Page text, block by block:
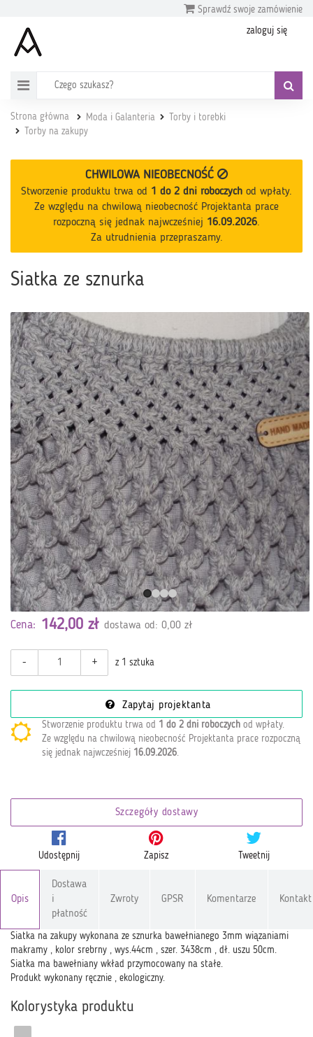
Sprawdź swoje zamówienie
zaloguj się
Strona główna Moda i Galanteria
Torby i torebki
Torby na zakupy
CHWILOWA NIEOBECNOŚĆ
Stworzenie produktu trwa od 1 do 2 dni roboczych od wpłaty.
Ze względu na chwilową nieobecność Projektanta prace
rozpoczną się jednak najwcześniej 16.09.2026.
Za utrudnienia przepraszamy.
Siatka ze sznurka
Cena: 142,00 zł dostawa od: 0,00 zł
- + z 1 sztuka
Zapytaj projektanta
Stworzenie produktu trwa od 1 do 2 dni roboczych od wpłaty.
Ze względu na chwilową nieobecność Projektanta prace rozpoczną
się jednak najwcześniej 16.09.2026.
Szczegóły dostawy
Udostępnij Zapisz Tweetnij
Opis
Dostawa
i
płatność
Zwroty GPSR Komentarze Kontakt
Siatka na zakupy wykonana ze sznurka bawełnianego 3mm wiązaniami
makramy , kolor srebrny , wys.44cm , szer. 3438cm , dł. uszu 50cm.
Siatka ma bawełniany wkład przymocowany na stałe.
Produkt wykonany ręcznie , ekologiczny.
Kolorystyka produktu